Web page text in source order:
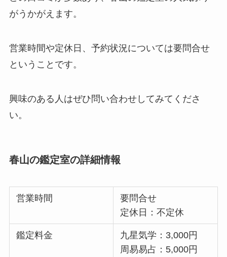
がうかがえます。
営業時間や定休日、予約状況については要問合せ
ということです。
興味のある人はぜひ問い合わせしてみてくださ
い。
春山の鑑定室の詳細情報
営業時間
要問合せ
定休日：不定休
鑑定料金
九星気学：3,000円
周易易占：5,000円